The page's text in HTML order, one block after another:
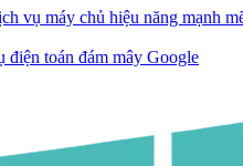
vụ máy chủ hiệu năng mạnh
điện toán đám mây Google